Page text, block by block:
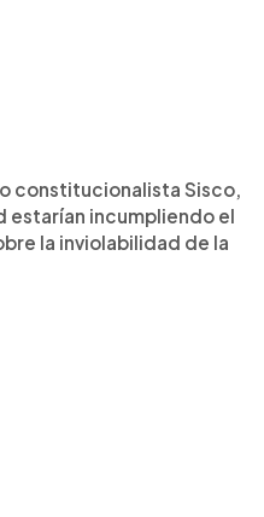
constitucionalista Sisco,
estarían incumpliendo el
la inviolabilidad de la